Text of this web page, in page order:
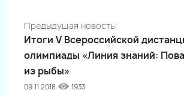
Предыдущая новость:
Итоги V Всероссийской
олимпиады «Линия знаний:
из рыбы»
09.11.2018 1933